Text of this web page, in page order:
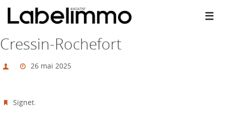
Cressin-Rochefort
26 mai 2025
Signet.